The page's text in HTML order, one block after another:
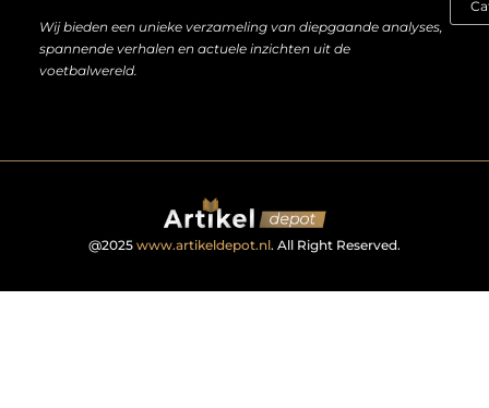
Wij bieden een unieke verzameling van diepgaande analyses,
spannende verhalen en actuele inzichten uit de
voetbalwereld.
@2025 www.artikeldepot.nl. All Right Reserved.